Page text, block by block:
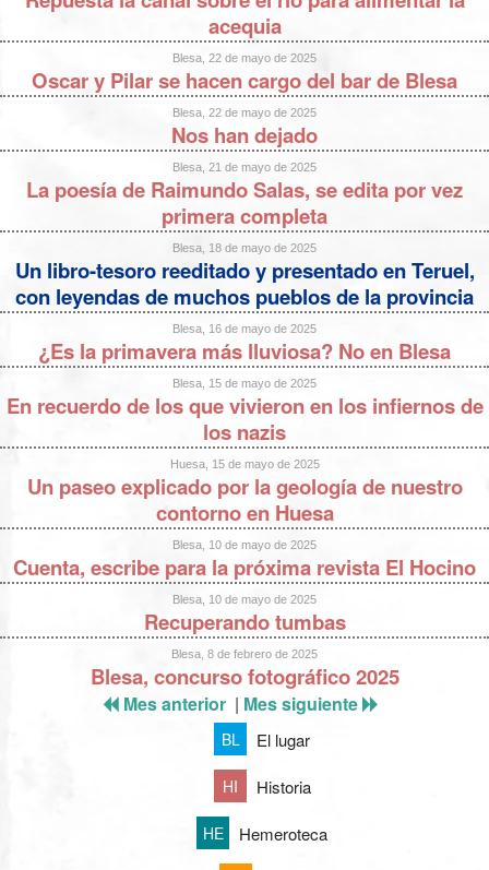
acequia
Blesa, 22 de mayo de 2025
Oscar y Pilar se hacen cargo del bar de Blesa
Blesa, 22 de mayo de 2025
Nos han dejado
Blesa, 21 de mayo de 2025
La poesía de Raimundo Salas, se edita por vez
primera completa
Blesa, 18 de mayo de 2025
Un libro-tesoro reeditado y presentado en Teruel,
con leyendas de muchos pueblos de la provincia
Blesa, 16 de mayo de 2025
¿Es la primavera más lluviosa? No en Blesa
Blesa, 15 de mayo de 2025
En recuerdo de los que vivieron en los infiernos de
los nazis
Huesa, 15 de mayo de 2025
Un paseo explicado por la geología de nuestro
contorno en Huesa
Blesa, 10 de mayo de 2025
Cuenta, escribe para la próxima revista El Hocino
Blesa, 10 de mayo de 2025
Recuperando tumbas
Blesa, 8 de febrero de 2025
Blesa, concurso fotográfico 2025
Mes anterior| Mes siguiente
BL El lugar
HI Historia
HE Hemeroteca